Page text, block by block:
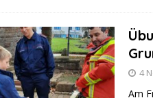
4
Am